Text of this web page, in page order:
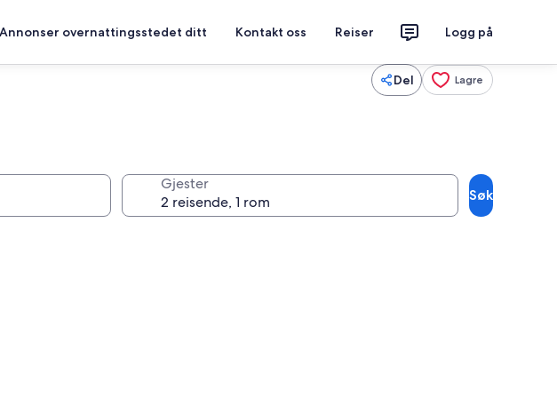
Annonser overnattingsstedet ditt Kontakt oss Reiser Logg på
Del Lagre
Gjester
Søk